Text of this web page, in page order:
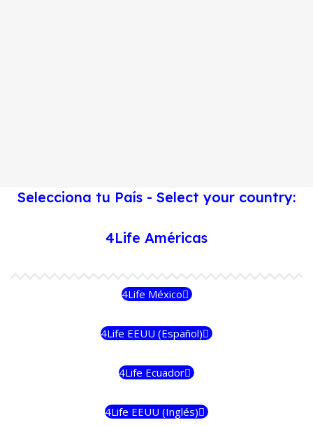
Selecciona tu País - Select your country:
4Life Américas
4Life México
4Life EEUU (Español)
4Life Ecuador
4Life EEUU (Inglés)